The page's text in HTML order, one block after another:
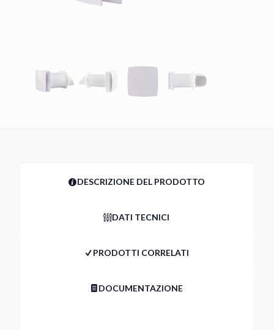
DESCRIZIONE DEL PRODOTTO
DATI TECNICI
PRODOTTI CORRELATI
DOCUMENTAZIONE